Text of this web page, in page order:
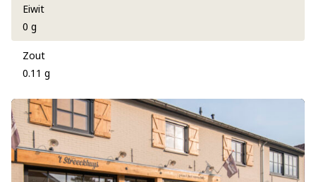
Eiwit
0 g
Zout
0.11 g